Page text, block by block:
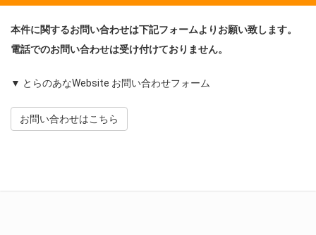
本件に関するお問い合わせは下記フォームよりお願い致します。
電話でのお問い合わせは受け付けておりません。
▼ とらのあなWebsite お問い合わせフォーム
お問い合わせはこちら